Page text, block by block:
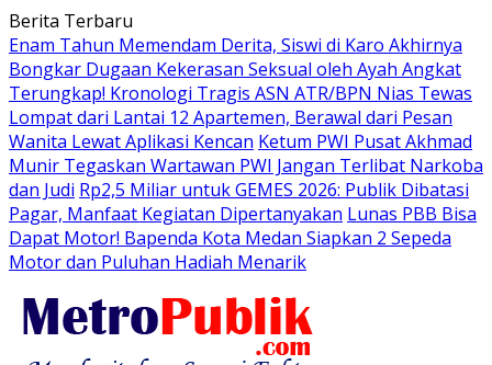
Langsung
ke
konten
Berita Terbaru
Enam Tahun Memendam Derita, Siswi di Karo Akhirnya
Bongkar Dugaan Kekerasan Seksual oleh Ayah Angkat
Terungkap! Kronologi Tragis ASN ATR/BPN Nias Tewas
Lompat dari Lantai 12 Apartemen, Berawal dari Pesan
Wanita Lewat Aplikasi Kencan Ketum PWI Pusat Akhmad
Munir Tegaskan Wartawan PWI Jangan Terlibat Narkoba
dan Judi Rp2,5 Miliar untuk GEMES 2026: Publik Dibatasi
Pagar, Manfaat Kegiatan Dipertanyakan Lunas PBB Bisa
Dapat Motor! Bapenda Kota Medan Siapkan 2 Sepeda
Motor dan Puluhan Hadiah Menarik